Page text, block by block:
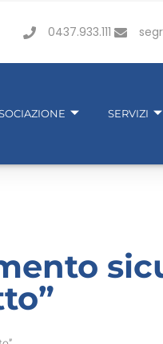
0437.933.111
SERVIZI